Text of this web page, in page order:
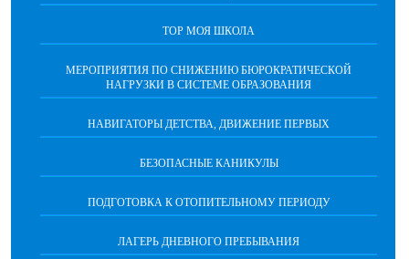
ТОР МОЯ ШКОЛА
МЕРОПРИЯТИЯ ПО СНИЖЕНИЮ БЮРОКРАТИЧЕСКОЙ
НАГРУЗКИ В СИСТЕМЕ ОБРАЗОВАНИЯ
НАВИГАТОРЫ ДЕТСТВА, ДВИЖЕНИЕ ПЕРВЫХ
БЕЗОПАСНЫЕ КАНИКУЛЫ
ПОДГОТОВКА К ОТОПИТЕЛЬНОМУ ПЕРИОДУ
ЛАГЕРЬ ДНЕВНОГО ПРЕБЫВАНИЯ